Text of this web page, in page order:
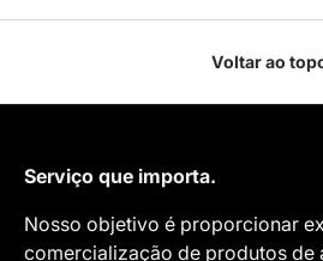
Voltar ao
Serviço que importa.
Nosso objetivo é proporcionar
comercialização de produtos de